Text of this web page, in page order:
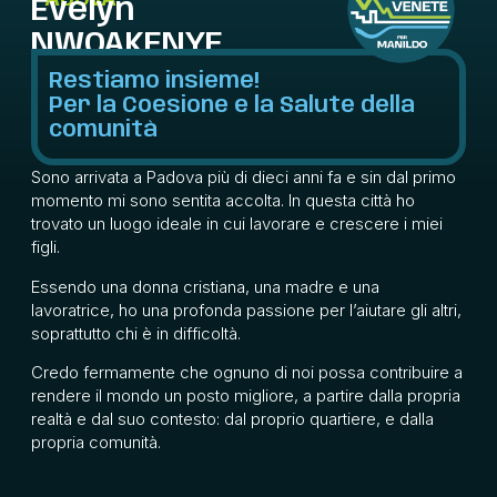
Evelyn
NWOAKENYE
Restiamo insieme!
Per la Coesione e la Salute della
comunità
Sono arrivata a Padova più di dieci anni fa e sin dal primo
momento mi sono sentita accolta. In questa città ho
trovato un luogo ideale in cui lavorare e crescere i miei
figli.
Essendo una donna cristiana, una madre e una
lavoratrice, ho una profonda passione per l’aiutare gli altri,
soprattutto chi è in difficoltà.
Credo fermamente che ognuno di noi possa contribuire a
rendere il mondo un posto migliore, a partire dalla propria
realtà e dal suo contesto: dal proprio quartiere, e dalla
propria comunità.